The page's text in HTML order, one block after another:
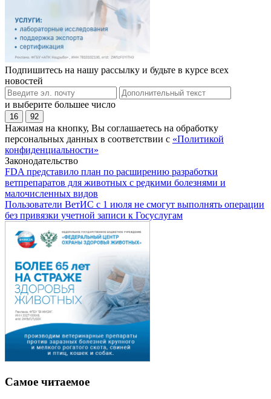
Подпишитесь на нашу рассылку и будьте в курсе всех
новостей
и выберите большее число
16 92
Нажимая на кнопку, Вы соглашаетесь на обработку
персональных данных в соответствии с «Политикой
конфиденциальности»
Законодательство
FDA представило план по расширению разработки
ветпрепаратов для животных с редкими болезнями и
малочисленных видов
Пользователи ВетИС с 1 июля не смогут выполнять операции
без привязки учетной записи к Госуслугам
Самое читаемое